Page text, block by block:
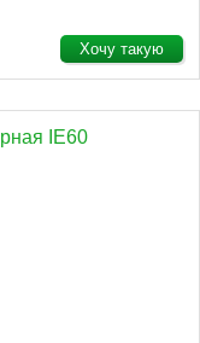
Хочу такую
IE60